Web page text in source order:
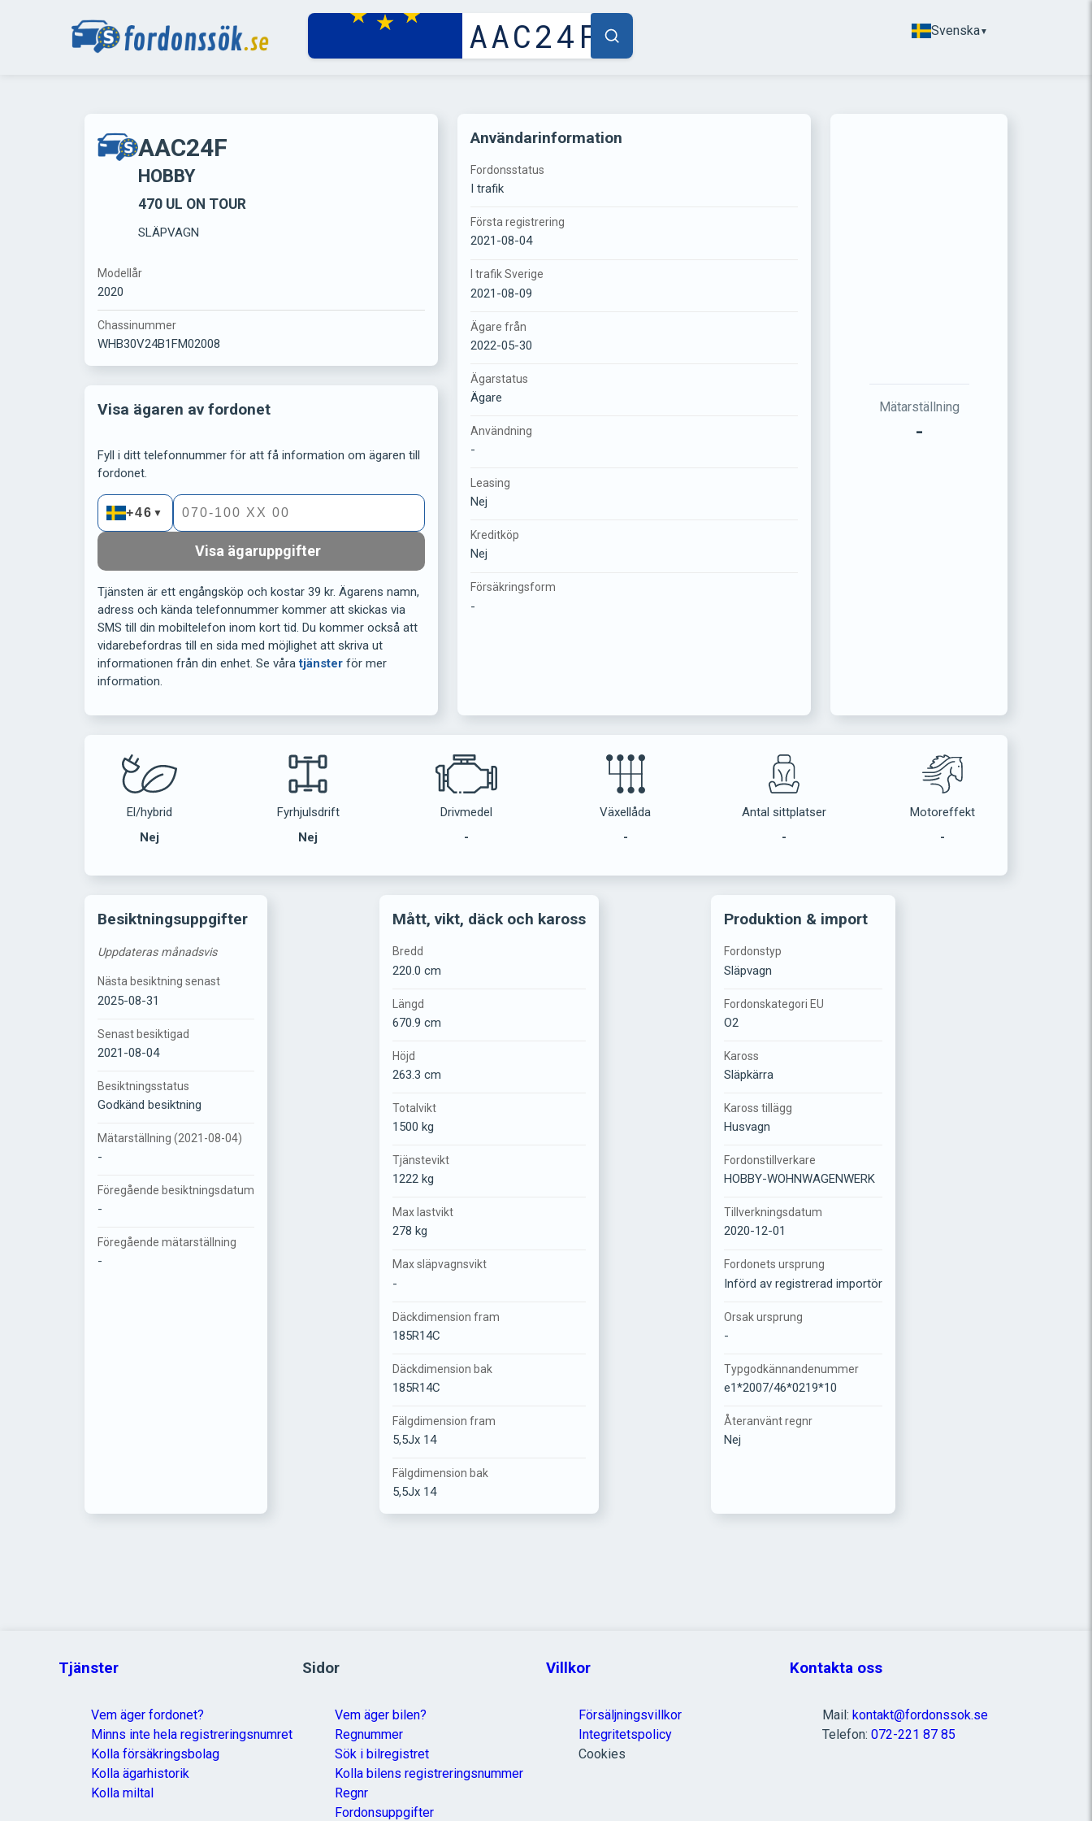
Svenska▼
AAC24F
HOBBY
470 UL ON TOUR
SLÄPVAGN
Modellår
2020
Chassinummer
WHB30V24B1FM02008
Visa ägaren av fordonet
Fyll i ditt telefonnummer för att få information om ägaren till
fordonet.
+46 ▼
Visa ägaruppgifter
Tjänsten är ett engångsköp och kostar 39 kr. Ägarens namn,
adress och kända telefonnummer kommer att skickas via
SMS till din mobiltelefon inom kort tid. Du kommer också att
vidarebefordras till en sida med möjlighet att skriva ut
informationen från din enhet. Se våratjänster för mer
information.
Användarinformation
Fordonsstatus
I trafik
Första registrering
2021-08-04
I trafik Sverige
2021-08-09
Ägare från
2022-05-30
Ägarstatus
Ägare
Användning
-
Leasing
Nej
Kreditköp
Nej
Försäkringsform
-
Mätarställning
-
El/hybrid
Nej
Fyrhjulsdrift
Nej
Drivmedel
-
Växellåda
-
Antal sittplatser
-
Motoreffekt
-
Besiktningsuppgifter
Uppdateras månadsvis
Nästa besiktning senast
2025-08-31
Senast besiktigad
2021-08-04
Besiktningsstatus
Godkänd besiktning
Mätarställning (2021-08-04)
-
Föregående besiktningsdatum
-
Föregående mätarställning
-
Mått, vikt, däck och kaross
Bredd
220.0 cm
Längd
670.9 cm
Höjd
263.3 cm
Totalvikt
1500 kg
Tjänstevikt
1222 kg
Max lastvikt
278 kg
Max släpvagnsvikt
-
Däckdimension fram
185R14C
Däckdimension bak
185R14C
Fälgdimension fram
5,5Jx 14
Fälgdimension bak
5,5Jx 14
Produktion & import
Fordonstyp
Släpvagn
Fordonskategori EU
O2
Kaross
Släpkärra
Kaross tillägg
Husvagn
Fordonstillverkare
HOBBY-WOHNWAGENWERK
Tillverkningsdatum
2020-12-01
Fordonets ursprung
Införd av registrerad importör
Orsak ursprung
-
Typgodkännandenummer
e1*2007/46*0219*10
Återanvänt regnr
Nej
Tjänster
Vem äger fordonet?
Minns inte hela registreringsnumret
Kolla försäkringsbolag
Kolla ägarhistorik
Kolla miltal
Sidor
Vem äger bilen?
Regnummer
Sök i bilregistret
Kolla bilens registreringsnummer
Regnr
Fordonsuppgifter
Villkor
Försäljningsvillkor
Integritetspolicy
Cookies
Kontakta oss
Mail: kontakt@fordonssok.se
Telefon: 072-221 87 85